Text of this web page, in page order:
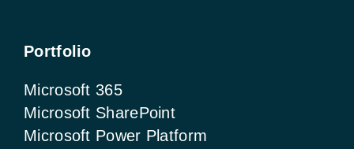
Portfolio
Microsoft 365
Microsoft SharePoint
Microsoft Power Platform